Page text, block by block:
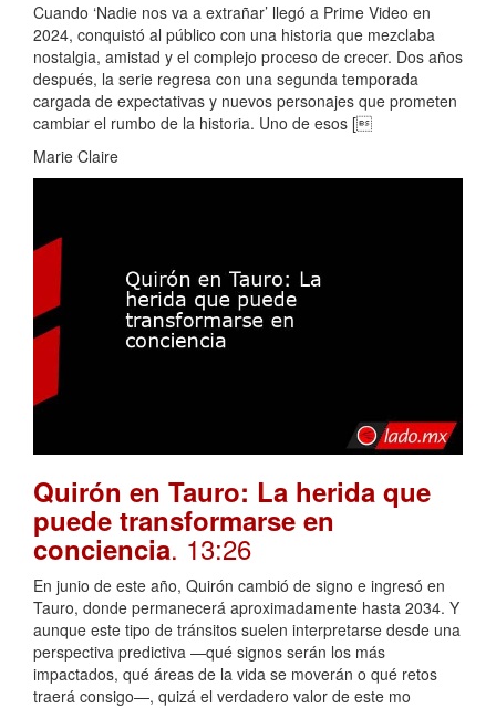
Cuando ‘Nadie nos va a extrañar’ llegó a Prime Video en
2024, conquistó al público con una historia que mezclaba
nostalgia, amistad y el complejo proceso de crecer. Dos años
después, la serie regresa con una segunda temporada
cargada de expectativas y nuevos personajes que prometen
cambiar el rumbo de la historia. Uno de esos [
Marie Claire
Quirón en Tauro: La herida que
puede transformarse en
conciencia. 13:26
En junio de este año, Quirón cambió de signo e ingresó en
Tauro, donde permanecerá aproximadamente hasta 2034. Y
aunque este tipo de tránsitos suelen interpretarse desde una
perspectiva predictiva —qué signos serán los más
impactados, qué áreas de la vida se moverán o qué retos
traerá consigo—, quizá el verdadero valor de este mo